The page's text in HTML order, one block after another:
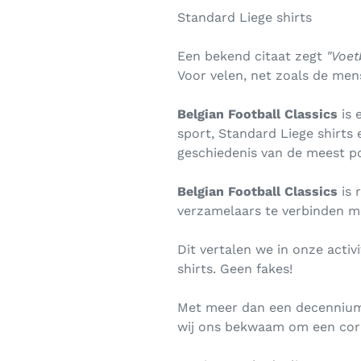
Standard Liege shirts
Een bekend citaat zegt
Voor velen, net zoals de
Belgian Football Classics is
sport, Standard Liege shirts
geschiedenis van de meest
Belgian Football Classics is
verzamelaars te verbinden
Dit vertalen we in onze
shirts. Geen fakes!
Met meer dan een
wij ons bekwaam om een